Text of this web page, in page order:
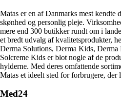
Matas er en af Danmarks mest kendte
skønhed og personlig pleje.
mere end 300 butikker rundt om i
et bredt udvalg af kvalitetsprodukter,
Derma Solutions, Derma Kids, Derma
Solcreme Kids er blot nogle af de
hylderne. Med deres omfattende
Matas et ideelt sted for forbrugere, der
Med24